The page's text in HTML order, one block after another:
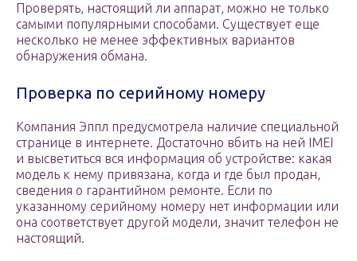
Проверять, настоящий ли аппарат, можно не только
самыми популярными способами. Существует еще
несколько не менее эффективных вариантов
обнаружения обмана.
Проверка по серийному номеру
Компания Эппл предусмотрела наличие специальной
странице в интернете. Достаточно вбить на ней IMEI
и высветиться вся информация об устройстве: какая
модель к нему привязана, когда и где был продан,
сведения о гарантийном ремонте. Если по
указанному серийному номеру нет информации или
она соответствует другой модели, значит телефон не
настоящий.